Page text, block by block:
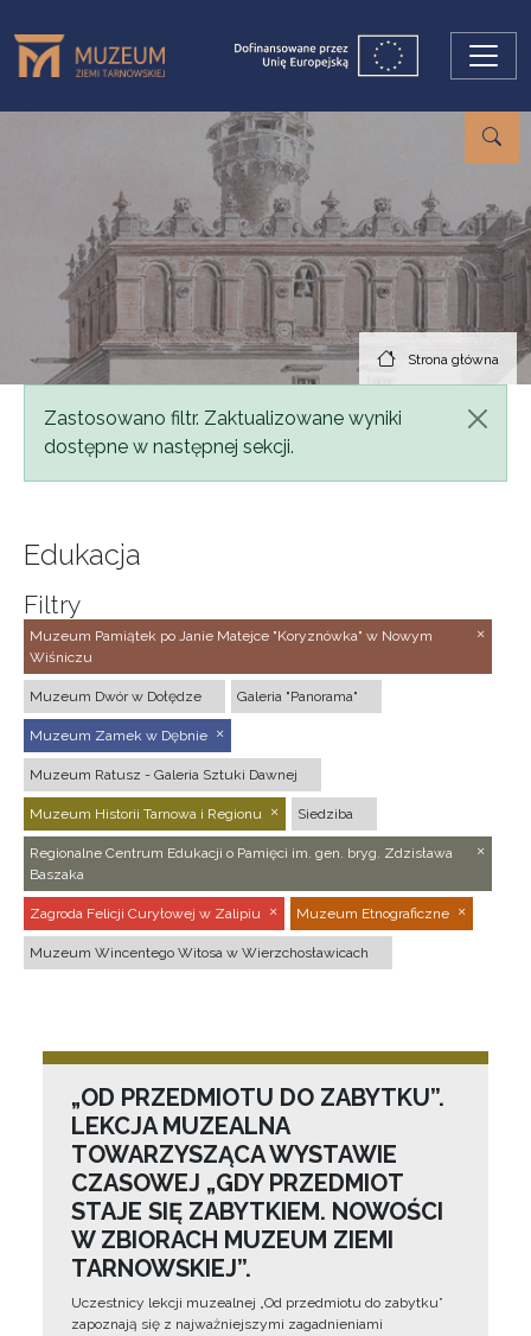
Strona główna
Komunikat
Zastosowano filtr. Zaktualizowane wyniki
dostępne w następnej sekcji.
Edukacja
Filtry
Muzeum Pamiątek po Janie Matejce "Koryznówka" w Nowym
Wiśniczu
Muzeum Dwór w Dołędze Galeria "Panorama"
Muzeum Zamek w Dębnie
Muzeum Ratusz - Galeria Sztuki Dawnej
Muzeum Historii Tarnowa i Regionu Siedziba
Regionalne Centrum Edukacji o Pamięci im. gen. bryg. Zdzisława
Baszaka
Zagroda Felicji Curyłowej w Zalipiu Muzeum Etnograficzne
Muzeum Wincentego Witosa w Wierzchosławicach
„OD PRZEDMIOTU DO ZABYTKU”.
LEKCJA MUZEALNA
TOWARZYSZĄCA WYSTAWIE
CZASOWEJ „GDY PRZEDMIOT
STAJE SIĘ ZABYTKIEM. NOWOŚCI
W ZBIORACH MUZEUM ZIEMI
TARNOWSKIEJ”.
Uczestnicy lekcji muzealnej „Od przedmiotu do zabytku”
zapoznają się z najważniejszymi zagadnieniami